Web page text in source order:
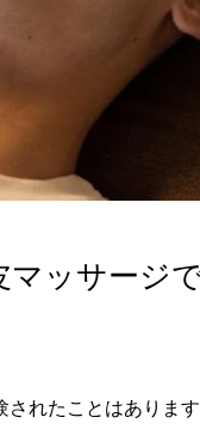
マッサージ
れたことはあります